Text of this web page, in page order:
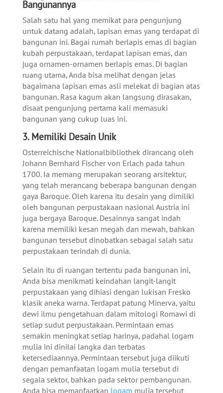
Bangunannya
Salah satu hal yang memikat para pengunjung
untuk datang adalah, lapisan emas yang terdapat di
bangunan ini. Bagai rumah berlapis emas di bagian
kubah perpustakaan, terdapat lapisan emas, dan
juga ornamen-ornamen berlapis emas. Di bagian
ruang utama, Anda bisa melihat dengan jelas
bagaimana lapisan emas asli melekat di bagian atas
bangunan. Rasa kagum akan langsung dirasakan,
disaat pengunjung pertama kali memasuki
bangunan yang cukup luas ini.
3. Memiliki Desain Unik
Osterreichische Nationalbibliothek dirancang oleh
Johann Bernhard Fischer von Erlach pada tahun
1700. Ia memang merupakan seorang arsitektur,
yang telah merancang beberapa bangunan dengan
gaya Baroque. Oleh karena itu desain yang dimiliki
oleh bangunan perpustakaan nasional Austria ini
juga bergaya Baroque. Desainnya sangat indah
karena memiliki kesan megah dan mewah, bahkan
bangunan tersebut dinobatkan sebagai salah satu
perpustakaan terindah di dunia.
Selain itu di ruangan tertentu pada bangunan ini,
Anda bisa menikmati keindahan langit-langit
perpustakaan yang dihiasi dengan lukisan Fresko
klasik aneka warna. Terdapat patung Minerva, yaitu
dewi ilmu pengetahuan dalam mitologi Romawi di
setiap sudut perpustakaan. Permintaan emas
semakin meningkat setiap harinya, padahal logam
mulia ini dinilai langka dan terbatas
ketersediaannya. Permintaan tersebut juga diikuti
dengan pemanfaatan logam mulia tersebut di
segala sektor, bahkan pada sektor pembangunan.
Anda bisa memanfaatkan logam mulia tersebut